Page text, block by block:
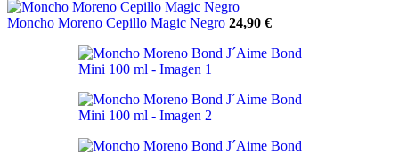
Moncho Moreno Cepillo Magic Negro 24,90 €